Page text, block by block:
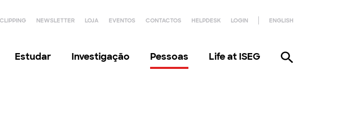
CLIPPING NEWSLETTER LOJA EVENTOS CONTACTOS HELPDESK LOGIN ENGLISH
Estudar Investigação Pessoas Life at ISEG